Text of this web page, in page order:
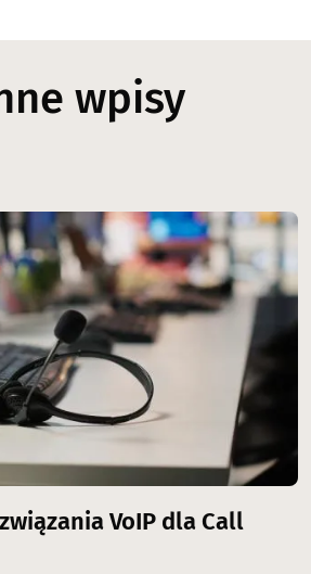
wpisy
VoIP dla Call